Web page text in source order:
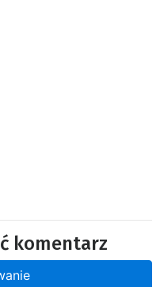
komentarz